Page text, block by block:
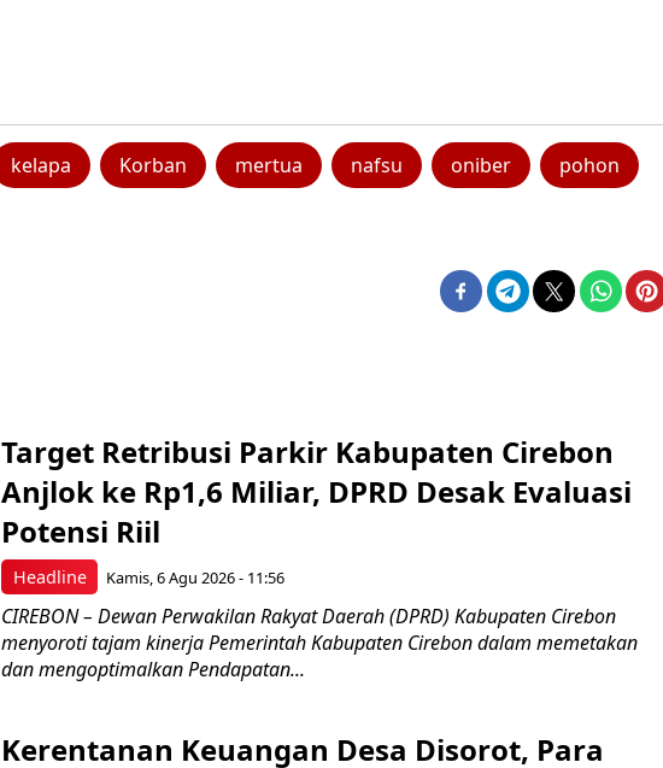
kelapa Korban mertua nafsu oniber pohon
Headline
Target Retribusi Parkir Kabupaten Cirebon
Anjlok ke Rp1,6 Miliar, DPRD Desak Evaluasi
Potensi Riil
Kamis, 6 Agu 2026 - 11:56
CIREBON – Dewan Perwakilan Rakyat Daerah (DPRD) Kabupaten Cirebon
menyoroti tajam kinerja Pemerintah Kabupaten Cirebon dalam memetakan
dan mengoptimalkan Pendapatan...
Kerentanan Keuangan Desa Disorot, Para